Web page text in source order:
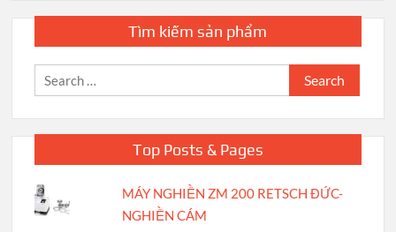
Tìm kiếm sản phẩm
Search
for:
Top Posts & Pages
MÁY NGHIỀN ZM 200 RETSCH ĐỨC-
NGHIỀN CÁM